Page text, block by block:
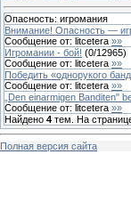
Опасность: игромания
Внимание! Опасность —
Сообщение от: litcetera »»
Игромании - бой! (0/12965)
Сообщение от: litcetera »»
Победить «однорукого
Сообщение от: litcetera »»
„Den einarmigen Banditen"
Сообщение от: litcetera »»
Найдено 4 тем. На
Полная версия сайта